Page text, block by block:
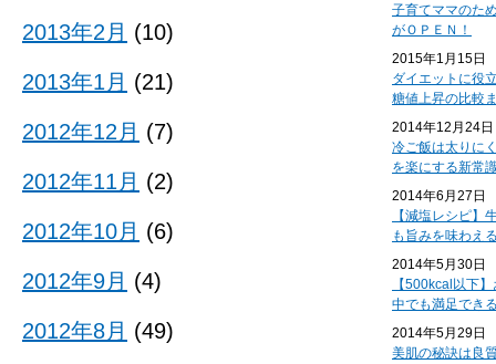
子育てママのた
がＯＰＥＮ！
2015年1月15日
ダイエットに役
糖値上昇の比較
2014年12月24日
冷ご飯は太りに
を楽にする新常
2014年6月27日
【減塩レシピ】
も旨みを味わえ
2014年5月30日
【500kcal以下
中でも満足でき
2014年5月29日
美肌の秘訣は良
2013年2月 (10)
2013年1月 (21)
2012年12月 (7)
2012年11月 (2)
2012年10月 (6)
2012年9月 (4)
2012年8月 (49)